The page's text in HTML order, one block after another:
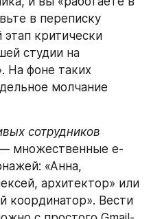
в переписку
критически
студии на
На фоне таких
молчание
сотрудников
множественные e-
«Анна,
архитектор» или
координатор». Вести